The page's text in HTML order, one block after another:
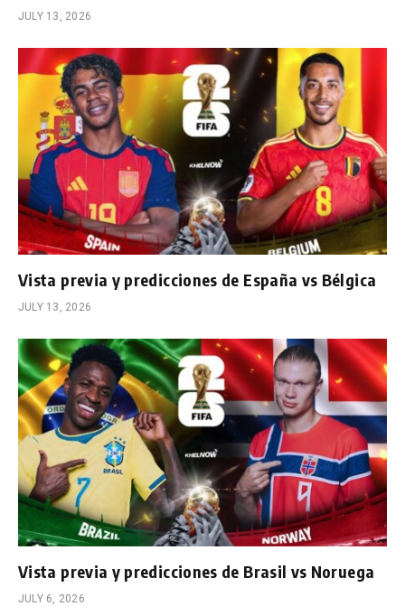
JULY 13, 2026
Vista previa y predicciones de España vs Bélgica
JULY 13, 2026
Vista previa y predicciones de Brasil vs Noruega
JULY 6, 2026